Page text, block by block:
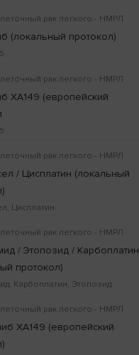
рак легкого - НМРЛ
(локальный протокол)
рак легкого - НМРЛ
XA149 (европейский
рак легкого - НМРЛ
/ Цисплатин (локальный
Цисплатин
рак легкого - НМРЛ
/ Этопозид / Карбоплатин
протокол)
Карбоплатин, Этопозид
рак легкого - НМРЛ
XA149 (европейский